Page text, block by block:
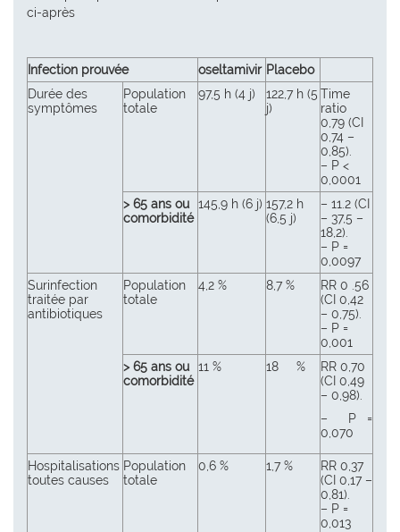
ci-après
Infection prouvée oseltamivir Placebo
Durée des
symptômes
Population
totale
97,5 h (4 j)
122,7 h (5
j)
Time
ratio
0,79 (CI
0,74 –
0,85).
– P <
0,0001
> 65 ans ou
comorbidité
145,9 h (6 j) 157,2 h
(6,5 j)
– 11.2 (CI
– 37,5 –
18,2).
– P =
0,0097
Surinfection
traitée par
antibiotiques
Population
totale
4,2 % 8,7 %
RR 0 .56
(CI 0,42
– 0,75).
– P =
0,001
> 65 ans ou
comorbidité
11 % 18 %
RR 0,70
(CI 0,49
– 0,98).
– P =
0,070
Hospitalisations
toutes causes
Population
totale
0,6 % 1,7 %
RR 0,37
(CI 0,17 –
0,81).
– P =
0,013